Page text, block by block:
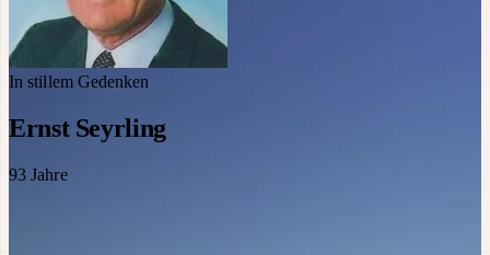
In stillem Gedenken
Ernst Seyrling
93 Jahre